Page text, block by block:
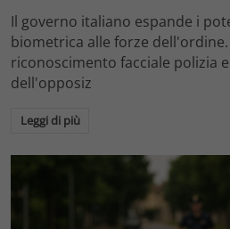
Il governo italiano espande i
biometrica alle forze
riconoscimento facciale polizia
dell'opposiz
Leggi di più